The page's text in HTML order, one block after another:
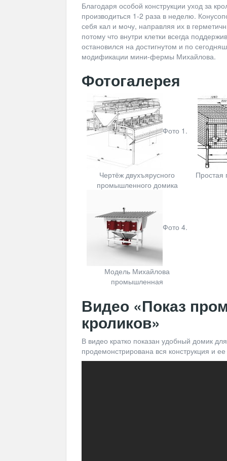
Благодаря особой конструкции уход за
производиться 1-2 раза в неделю.
себя кал и мочу, направляя их в
потому что внутри клетки всегда
остановился на достигнутом и по
модификации мини-фермы Михайлова.
Фотогалерея
Фото 1.
Чертёж двухъярусного
промышленного домика
Простая
Фото 4.
Модель Михайлова
промышленная
Видео «Показ
кроликов»
В видео кратко показан удобный домик
продемонстрирована вся конструкция и